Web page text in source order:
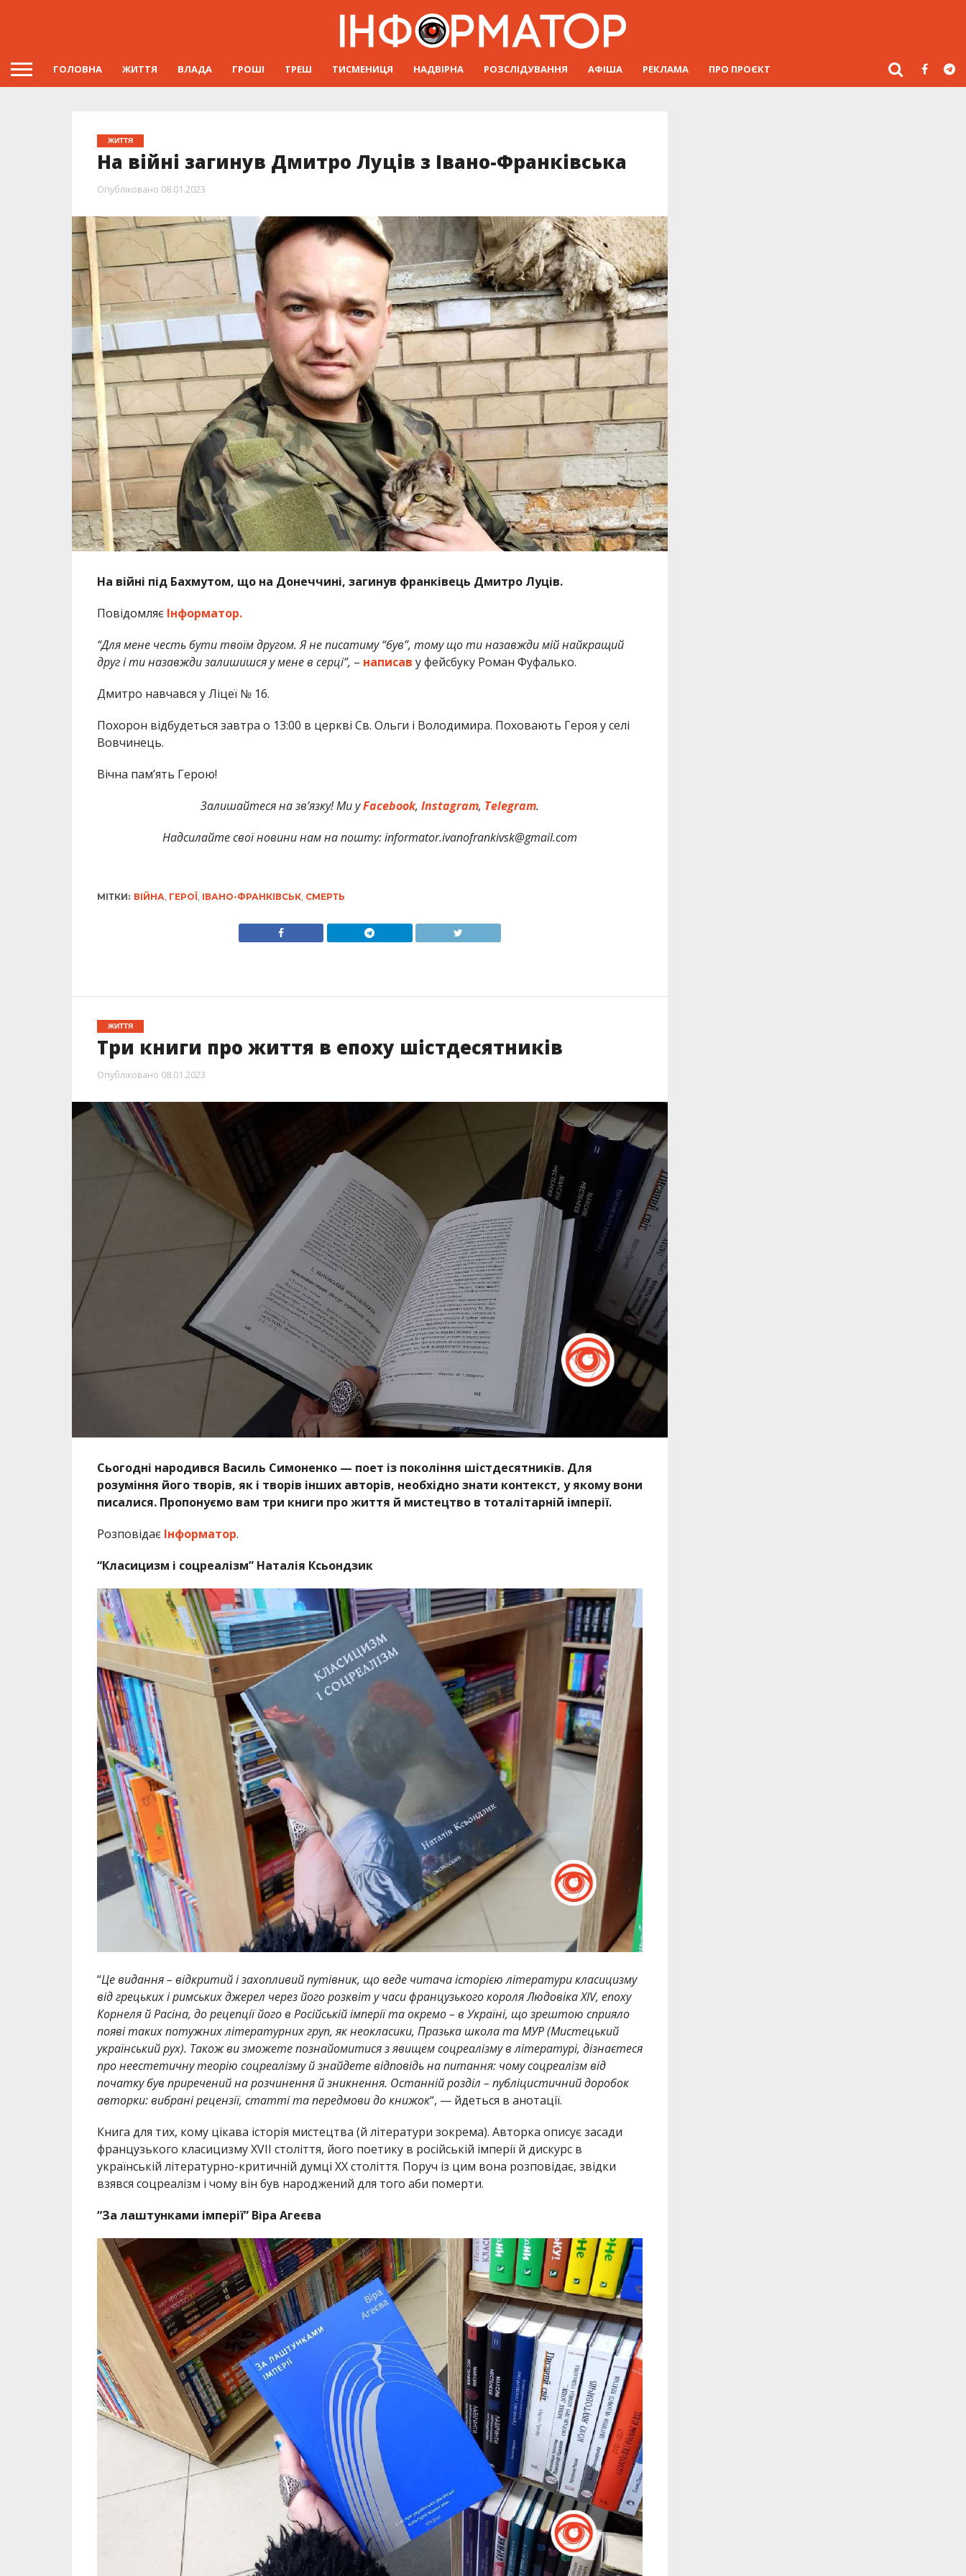
ГОЛОВНА ЖИТТЯ ВЛАДА ГРОШІ ТРЕШ ТИСМЕНИЦЯ НАДВІРНА РОЗСЛІДУВАННЯ АФІША РЕКЛАМА ПРО ПРОЄКТ
ЖИТТЯ
На війні загинув Дмитро Луців з Івано-Франківська
Опубліковано 08.01.2023
На війні під Бахмутом, що на Донеччині, загинув франківець Дмитро Луців.
Повідомляє Інформатор.
“Для мене честь бути твоїм другом. Я не писатиму “був”, тому що ти назавжди мій найкращий
друг і ти назавжди залишишся у мене в серці”, – написав у фейсбуку Роман Фуфалько.
Дмитро навчався у Ліцеї № 16.
Похорон відбудеться завтра о 13:00 в церкві Св. Ольги і Володимира. Поховають Героя у селі
Вовчинець.
Вічна пам’ять Герою!
Залишайтеся на зв’язку! Ми уFacebook, Instagram, Telegram.
Надсилайте свої новини нам на пошту: informator.ivanofrankivsk@gmail.com
МІТКИ: ВІЙНА, ГЕРОЇ, ІВАНО-ФРАНКІВСЬК, СМЕРТЬ
ЖИТТЯ
Три книги про життя в епоху шістдесятників
Опубліковано 08.01.2023
Сьогодні народився Василь Симоненко — поет із покоління шістдесятників. Для
розуміння його творів, як і творів інших авторів, необхідно знати контекст, у якому вони
писалися. Пропонуємо вам три книги про життя й мистецтво в тоталітарній імперії.
Розповідає Інформатор.
“Класицизм і соцреалізм” Наталія Ксьондзик
“Це видання – відкритий і захопливий путівник, що веде читача історією літератури класицизму
від грецьких і римських джерел через його розквіт у часи французького короля Людовіка XIV, епоху
Корнеля й Расіна, до рецепції його в Російській імперії та окремо – в Україні, що зрештою сприяло
появі таких потужних літературних груп, як неокласики, Празька школа та МУР (Мистецький
український рух). Також ви зможете познайомитися з явищем соцреалізму в літературі, дізнаєтеся
про неестетичну теорію соцреалізму й знайдете відповідь на питання: чому соцреалізм від
початку був приречений на розчинення й зникнення. Останній розділ – публіцистичний доробок
авторки: вибрані рецензії, статті та передмови до книжок“, — йдеться в анотації.
Книга для тих, кому цікава історія мистецтва (й літератури зокрема). Авторка описує засади
французького класицизму XVII століття, його поетику в російській імперії й дискурс в
українській літературно-критичній думці ХХ століття. Поруч із цим вона розповідає, звідки
взявся соцреалізм і чому він був народжений для того аби померти.
“За лаштунками імперії” Віра Агеєва